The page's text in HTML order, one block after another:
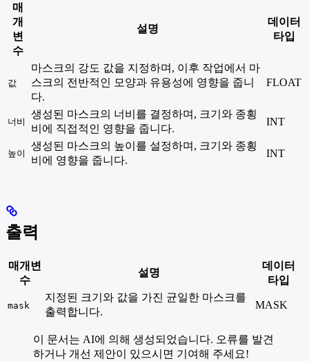
매
개
변
수
설명
데이터
타입
값
마스크의 강도 값을 지정하며, 이후 작업에서 마
스크의 전반적인 모양과 유용성에 영향을 줍니
다.
FLOAT
너비
생성된 마스크의 너비를 결정하며, 크기와 종횡
비에 직접적인 영향을 줍니다.
INT
높이
생성된 마스크의 높이를 설정하며, 크기와 종횡
비에 영향을 줍니다.
INT
출력
매개변
수
설명
데이터
타입
mask
지정된 크기와 값을 가진 균일한 마스크를
출력합니다.
MASK
이 문서는 AI에 의해 생성되었습니다. 오류를 발견
하거나 개선 제안이 있으시면 기여해 주세요!